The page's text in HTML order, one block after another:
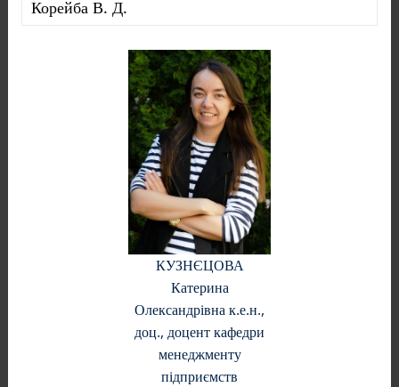
Корейба В. Д.
КУЗНЄЦОВА
Катерина
Олександрівна к.е.н.,
доц., доцент кафедри
менеджменту
підприємств